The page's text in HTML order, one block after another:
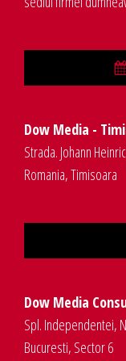
Dow Media -
Strada. Johann
Romania, Timisoara
Dow Media
Spl. Independentei,
Bucuresti, Sector 6